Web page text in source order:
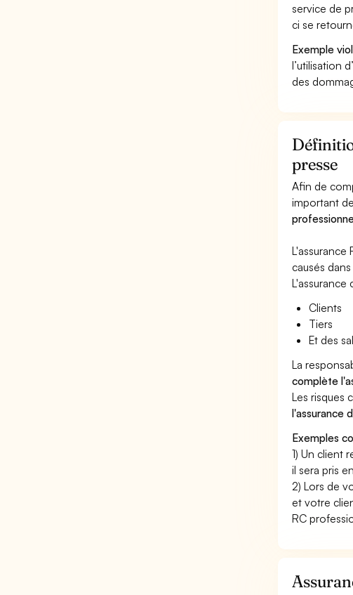
service de
ci se
Exemple
l’utilisation
des
presse
Afin de
important
causés
L'assurance
Clients
Tiers
Et des
La
complète
Les risques
l'assurance
Exemples
1) Un client
il sera pris
2) Lors de
et votre
RC